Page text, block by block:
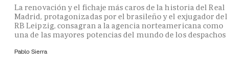
La renovación y el fichaje más caros de la historia del Real
Madrid, protagonizadas por el brasileño y el exjugador del
RB Leipzig, consagran a la agencia norteamericana como
una de las mayores potencias del mundo de los despachos
Pablo Sierra